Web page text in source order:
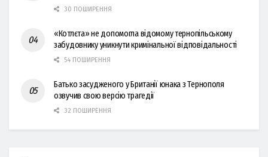
30 ПОШИРЕННЯ
«Котлєта» не допомогла відомому тернопільському
забудовнику уникнути кримінальної відповідальності
54 ПОШИРЕННЯ
Батько засудженого у Британії юнака з Тернополя
озвучив свою версію трагедії
32 ПОШИРЕННЯ